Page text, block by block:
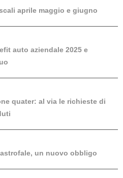
aprile maggio e giugno
auto aziendale 2025 e
quater: al via le richieste di
un nuovo obbligo